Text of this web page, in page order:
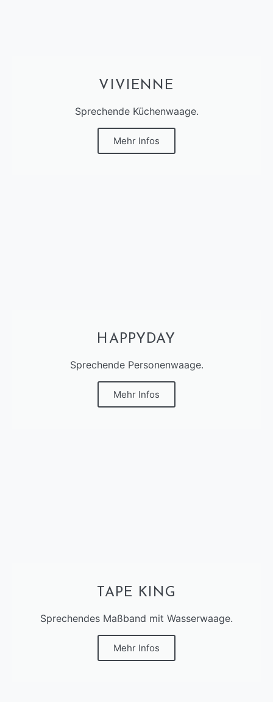
VIVIENNE
Sprechende Küchenwaage.
Mehr Infos
HAPPYDAY
Sprechende Personenwaage.
Mehr Infos
TAPE KING
Sprechendes Maßband mit Wasserwaage.
Mehr Infos